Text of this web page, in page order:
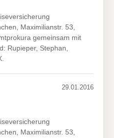
Maximilianstr. 53,
gemeinsam mit
Rupieper, Stephan,
29.01.2016
Maximilianstr. 53,